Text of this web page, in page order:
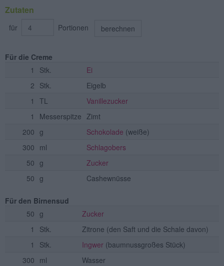
Zutaten
für Portionen berechnen
Für die Creme
1
Stk.
Ei
2 Stk.
Eigelb
1
TL
Vanillezucker
1
Messerspitze Zimt
200 g Schokolade (weiße)
300 ml
Schlagobers
50 g
Zucker
50 g Cashewnüsse
Für den Birnensud
50 g
Zucker
1
Stk. Zitrone (den Saft und die Schale davon)
1
Stk. Ingwer (baumnussgroßes Stück)
300 ml
Wasser